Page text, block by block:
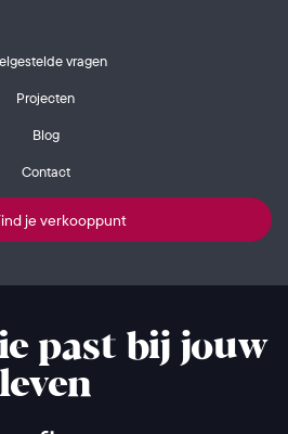
vragen
Projecten
Blog
Contact
je verkooppunt
past bij jouw
leven